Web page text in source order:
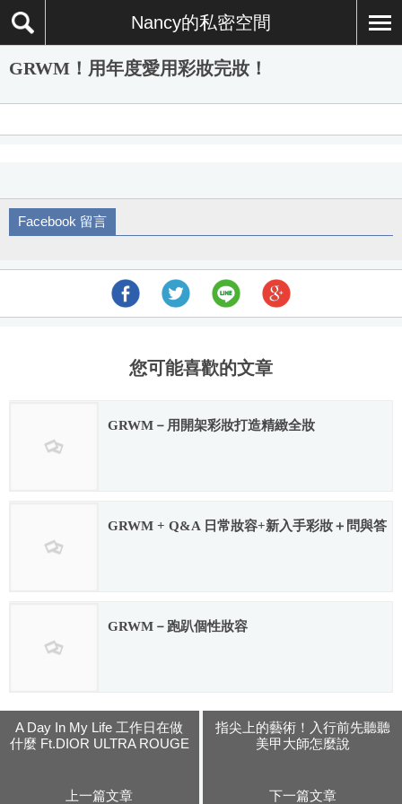
Nancy的私密空間
GRWM！用年度愛用彩妝完妝！
Facebook 留言
您可能喜歡的文章
GRWM－用開架彩妝打造精緻全妝
GRWM + Q&A 日常妝容+新入手彩妝＋問與答
GRWM－跑趴個性妝容
A Day In My Life 工作日在做
什麼 Ft.DIOR ULTRA ROUGE
上一篇文章
指尖上的藝術！入行前先聽聽
美甲大師怎麼說
下一篇文章